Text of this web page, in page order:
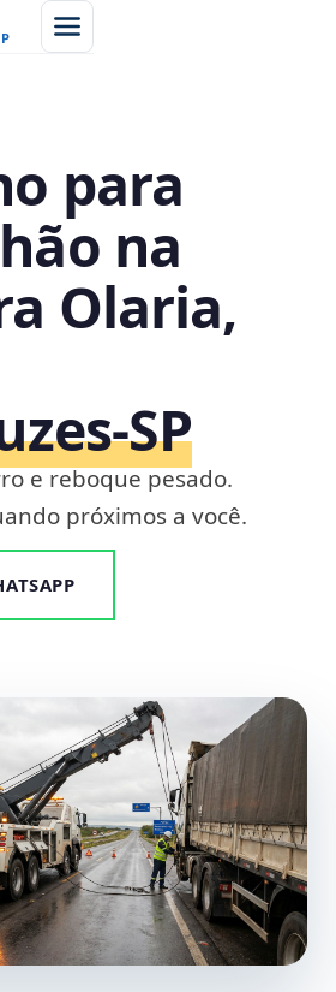
para
na
Olaria,
e reboque pesado.
próximos a você.